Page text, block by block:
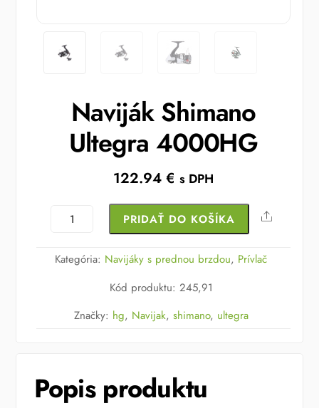
Naviják Shimano
Ultegra 4000HG
122.94€ s DPH
množstvo
Shimano
PRIDAŤ DO KOŠÍKA Share
Kategória: Navijáky s prednou brzdou, Prívlač
Kód produktu: 245,91
Značky: hg, Navijak, shimano, ultegra
Popis produktu